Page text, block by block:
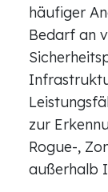
häufiger
Bedarf an
zur
Rogue-,
außerhalb